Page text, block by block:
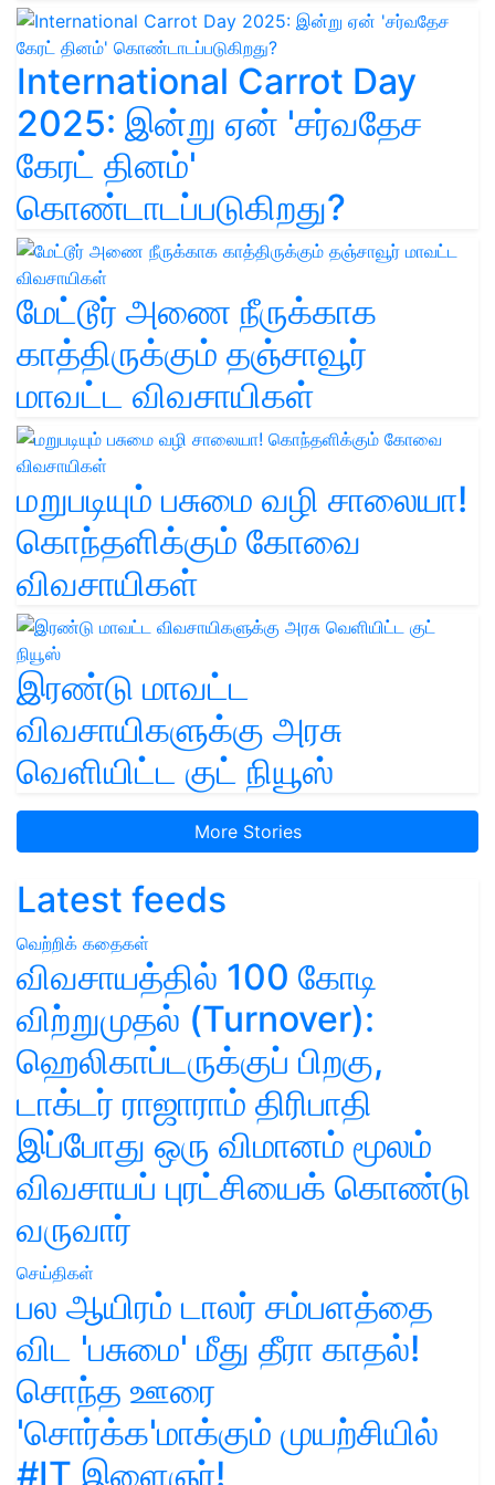
International Carrot Day
2025: இன்று ஏன் 'சர்வதேச
கேரட் தினம்'
கொண்டாடப்படுகிறது?
மேட்டூர் அணை நீருக்காக
காத்திருக்கும் தஞ்சாவூர்
மாவட்ட விவசாயிகள்
மறுபடியும் பசுமை வழி சாலையா!
கொந்தளிக்கும் கோவை
விவசாயிகள்
இரண்டு மாவட்ட
விவசாயிகளுக்கு அரசு
வெளியிட்ட குட் நியூஸ்
More Stories
Latest feeds
வெற்றிக் கதைகள்
விவசாயத்தில் 100 கோடி
விற்றுமுதல் (Turnover):
ஹெலிகாப்டருக்குப் பிறகு,
டாக்டர் ராஜாராம் திரிபாதி
இப்போது ஒரு விமானம் மூலம்
விவசாயப் புரட்சியைக் கொண்டு
வருவார்
செய்திகள்
பல ஆயிரம் டாலர் சம்பளத்தை
விட 'பசுமை' மீது தீரா காதல்!
சொந்த ஊரை
'சொர்க்க'மாக்கும் முயற்சியில்
#IT இளைஞர்!